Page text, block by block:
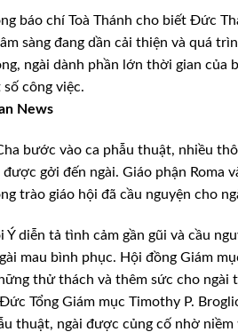
báo chí Toà Thánh cho biết Đức
sàng đang dần cải thiện và quá
ngài dành phần lớn thời gian của
công việc.
News
bước vào ca phẫu thuật, nhiều
gởi đến ngài. Giáo phận Roma
trào giáo hội đã cầu nguyện cho
Ý diễn tả tình cảm gần gũi và cầu
mau bình phục. Hội đồng Giám
thử thách và thêm sức cho ngài
Tổng Giám mục Timothy P.
thuật, ngài được củng cố nhờ